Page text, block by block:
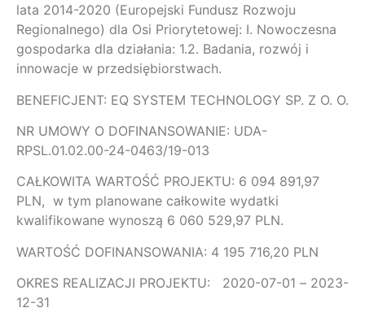
lata 2014-2020 (Europejski Fundusz Rozwoju
Regionalnego) dla Osi Priorytetowej: I. Nowoczesna
gospodarka dla działania: 1.2. Badania, rozwój i
innowacje w przedsiębiorstwach.
BENEFICJENT: EQ SYSTEM TECHNOLOGY SP. Z O. O.
NR UMOWY O DOFINANSOWANIE: UDA-
RPSL.01.02.00-24-0463/19-013
CAŁKOWITA WARTOŚĆ PROJEKTU: 6 094 891,97
PLN, w tym planowane całkowite wydatki
kwalifikowane wynoszą 6 060 529,97 PLN.
WARTOŚĆ DOFINANSOWANIA: 4 195 716,20 PLN
OKRES REALIZACJI PROJEKTU: 2020-07-01 – 2023-
12-31